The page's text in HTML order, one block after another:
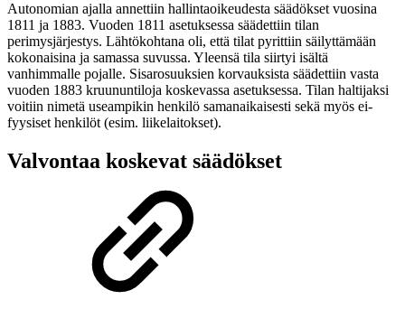
Autonomian ajalla annettiin hallintaoikeudesta säädökset vuosina
1811 ja 1883. Vuoden 1811 asetuksessa säädettiin tilan
perimysjärjestys. Lähtökohtana oli, että tilat pyrittiin säilyttämään
kokonaisina ja samassa suvussa. Yleensä tila siirtyi isältä
vanhimmalle pojalle. Sisarosuuksien korvauksista säädettiin vasta
vuoden 1883 kruununtiloja koskevassa asetuksessa. Tilan haltijaksi
voitiin nimetä useampikin henkilö samanaikaisesti sekä myös ei-
fyysiset henkilöt (esim. liikelaitokset).
Valvontaa koskevat säädökset